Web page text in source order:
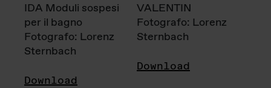
IDA Moduli sospesi
per il bagno
Fotografo: Lorenz
Sternbach
Download
VALENTIN
Fotografo: Lorenz
Sternbach
Download